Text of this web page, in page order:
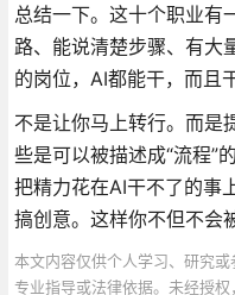
总结一下。这十个职业有
路、能说清楚步骤、有大
的岗位，AI都能干，而且
不是让你马上转行。而是
些是可以被描述成“流程”
把精力花在AI干不了的事
搞创意。这样你不但不会
本文内容仅供个人学习、研究或
专业指导或法律依据。未经授